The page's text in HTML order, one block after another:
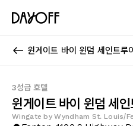
윈게이트 바이 윈덤 세인트
3성급 호텔
윈게이트 바이 윈덤 세
Wingate by Wyndham St. Louis/